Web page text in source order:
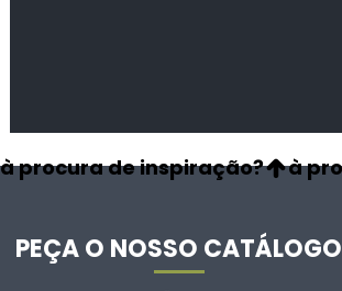
à procura de inspiração?
PEÇA O NOSSO CATÁLOGO